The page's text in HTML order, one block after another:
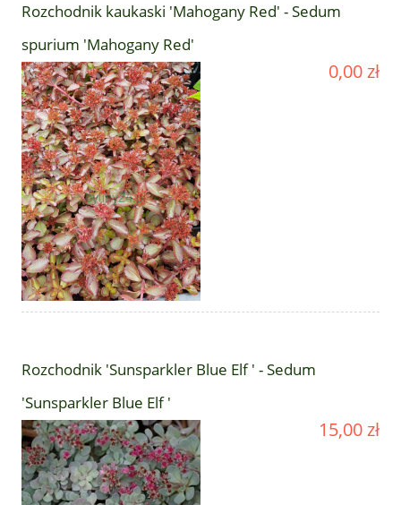
Rozchodnik kaukaski 'Mahogany Red' - Sedum
spurium 'Mahogany Red'
0,00 zł
Rozchodnik 'Sunsparkler Blue Elf ' - Sedum
'Sunsparkler Blue Elf '
15,00 zł